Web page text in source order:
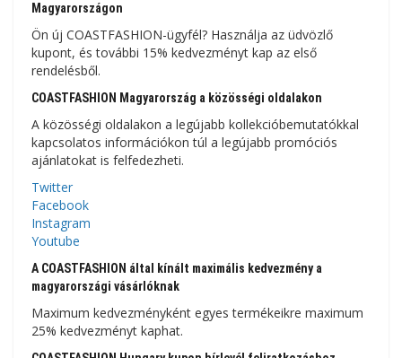
Magyarországon
Ön új COASTFASHION-ügyfél? Használja az üdvözlő
kupont, és további 15% kedvezményt kap az első
rendelésből.
COASTFASHION Magyarország a közösségi oldalakon
A közösségi oldalakon a legújabb kollekcióbemutatókkal
kapcsolatos információkon túl a legújabb promóciós
ajánlatokat is felfedezheti.
Twitter
Facebook
Instagram
Youtube
A COASTFASHION által kínált maximális kedvezmény a
magyarországi vásárlóknak
Maximum kedvezményként egyes termékeikre maximum
25% kedvezményt kaphat.